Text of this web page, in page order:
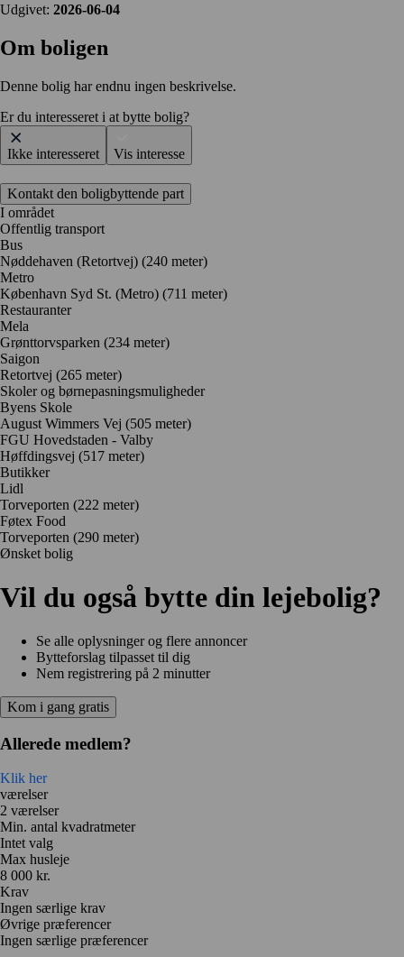
Udgivet: 2026-06-04
Om boligen
Denne bolig har endnu ingen beskrivelse.
Er du interesseret i at bytte bolig?
Ikke interesseret Vis interesse
Kontakt den boligbyttende part
I området
Offentlig transport
Bus
Nøddehaven (Retortvej) (240 meter)
Metro
København Syd St. (Metro) (711 meter)
Restauranter
Mela
Grønttorvsparken (234 meter)
Saigon
Retortvej (265 meter)
Skoler og børnepasningsmuligheder
Byens Skole
August Wimmers Vej (505 meter)
FGU Hovedstaden - Valby
Høffdingsvej (517 meter)
Butikker
Lidl
Torveporten (222 meter)
Føtex Food
Torveporten (290 meter)
Ønsket bolig
Vil du også bytte din lejebolig?
Se alle oplysninger og flere annoncer
Bytteforslag tilpasset til dig
Nem registrering på 2 minutter
Kom i gang gratis
Allerede medlem?
Klik her
værelser
2 værelser
Min. antal kvadratmeter
Intet valg
Max husleje
8 000 kr.
Krav
Ingen særlige krav
Øvrige præferencer
Ingen særlige præferencer